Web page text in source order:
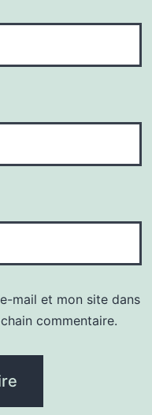
mail et mon site dans
commentaire.